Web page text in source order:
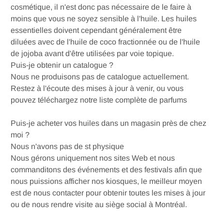
cosmétique, il n'est donc pas nécessaire de le faire à
moins que vous ne soyez sensible à l'huile. Les huiles
essentielles doivent cependant généralement être
diluées avec de l'huile de coco fractionnée ou de l'huile
de jojoba avant d'être utilisées par voie topique.
Puis-je obtenir un catalogue ?
Nous ne produisons pas de catalogue actuellement.
Restez à l'écoute des mises à jour à venir, ou vous
pouvez téléchargez notre liste complète de parfums
Puis-je acheter vos huiles dans un magasin près de chez
moi ?
Nous n'avons pas de st physique
Nous gérons uniquement nos sites Web et nous
commanditons des événements et des festivals afin que
nous puissions afficher nos kiosques, le meilleur moyen
est de nous contacter pour obtenir toutes les mises à jour
ou de nous rendre visite au siège social à Montréal.